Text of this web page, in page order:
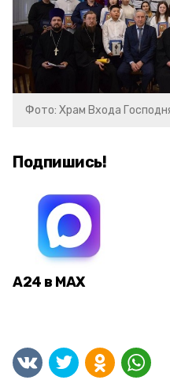
Фото: Храм Входа
Подпишись!
А24 в MAX